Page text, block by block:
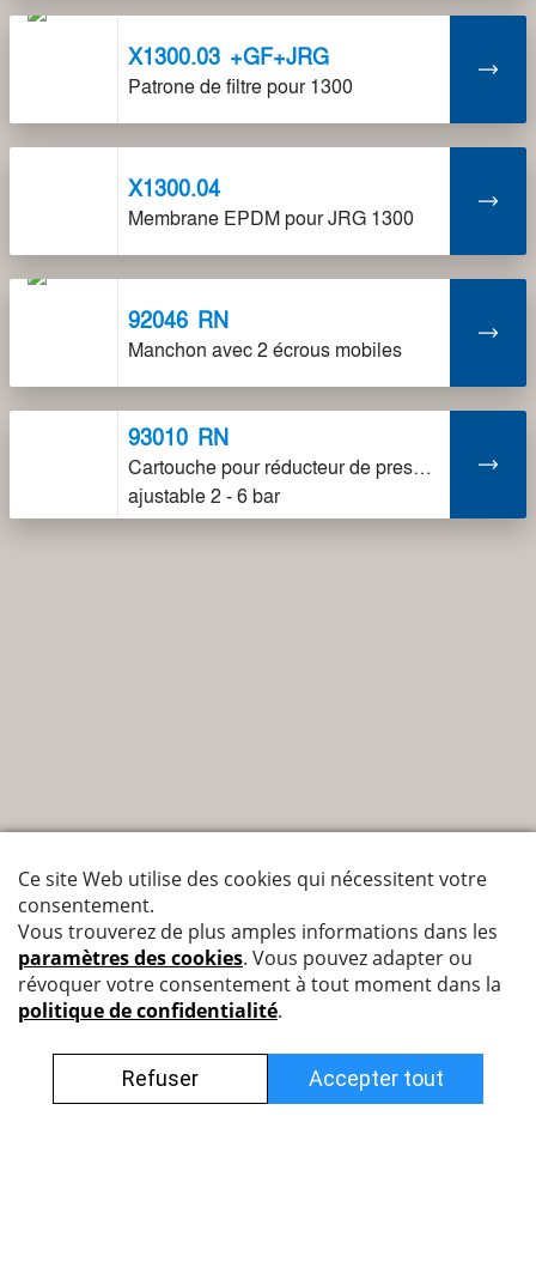
X1300.03 +GF+JRG
Patrone de filtre pour 1300
X1300.04
Membrane EPDM pour JRG 1300
92046 RN
Manchon avec 2 écrous mobiles
93010 RN
Cartouche pour réducteur de pression
ajustable 2 - 6 bar
Nyffenegger Armaturen AG
Leutschenbachstrasse 38